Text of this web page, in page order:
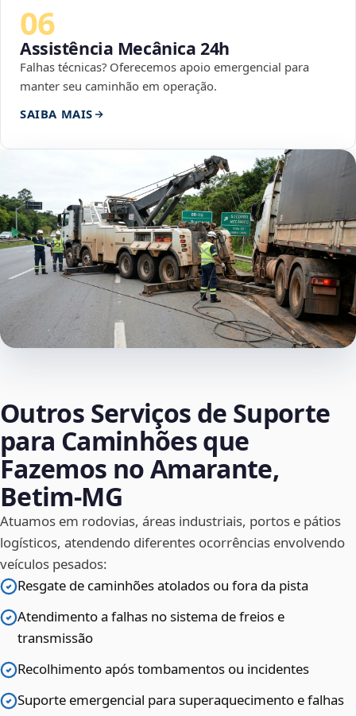
06
Assistência Mecânica 24h
Falhas técnicas? Oferecemos apoio emergencial para
manter seu caminhão em operação.
SAIBA MAIS
Outros Serviços de Suporte
para Caminhões que
Fazemos no Amarante,
Betim‑MG
Atuamos em rodovias, áreas industriais, portos e pátios
logísticos, atendendo diferentes ocorrências envolvendo
veículos pesados:
Resgate de caminhões atolados ou fora da pista
Atendimento a falhas no sistema de freios e
transmissão
Recolhimento após tombamentos ou incidentes
Suporte emergencial para superaquecimento e falhas